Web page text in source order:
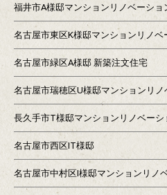
福井市A様邸マンションリノベーショ
名古屋市東区K様邸マンションリノベ
名古屋市緑区A様邸 新築注文住宅
名古屋市瑞穂区U様邸マンションリノ
長久手市T様邸マンションリノベーシ
名古屋市西区IT様邸
名古屋市中村区I様邸マンションリノ